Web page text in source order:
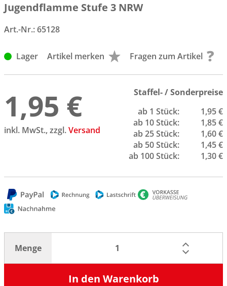
Jugendflamme Stufe 3 NRW
Art.-Nr.:65128
Lager Artikel merken Fragen zum Artikel
1,95 €
inkl. MwSt., zzgl.Versand
Staffel- / Sonderpreise
ab 1 Stück:
1,95 €
ab 10 Stück:
1,85 €
ab 25 Stück:
1,60 €
ab 50 Stück:
1,45 €
ab 100 Stück:
1,30 €
Menge
In den Warenkorb